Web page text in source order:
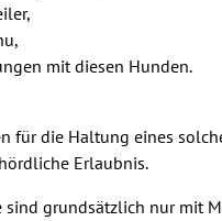
mit diesen Hunden.
für die Haltung eines
Erlaubnis.
sind grundsätzlich nur mit